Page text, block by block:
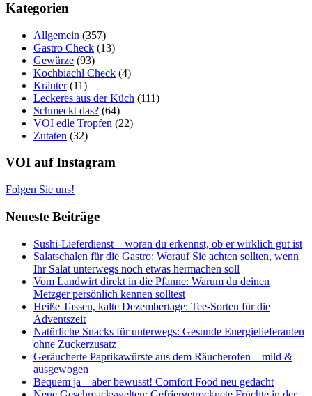
Kategorien
Allgemein (357)
Gastro Check (13)
Gewürze (93)
Kochbiachl Check (4)
Kräuter(11)
Leckeres aus der Küch (111)
Schmeckt das? (64)
VOI edle Tropfen (22)
Zutaten (32)
VOI auf Instagram
Folgen Sie uns!
Neueste Beiträge
Sushi-Lieferdienst – woran du erkennst, ob er wirklich gut ist
Salatschalen für die Gastro: Worauf Sie achten sollten, wenn
Ihr Salat unterwegs noch etwas hermachen soll
Vom Landwirt direkt in die Pfanne: Warum du deinen
Metzger persönlich kennen solltest
Heiße Tassen, kalte Dezembertage: Tee-Sorten für die
Adventszeit
Natürliche Snacks für unterwegs: Gesunde Energielieferanten
ohne Zuckerzusatz
Geräucherte Paprikawürste aus dem Räucherofen – mild &
ausgewogen
Bequem ja – aber bewusst! Comfort Food neu gedacht